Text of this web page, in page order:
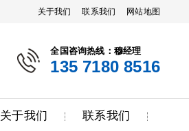
关于我们 联系我们 网站地图
全国咨询热线：穆经理
135 7180 8516
关于我们 联系我们